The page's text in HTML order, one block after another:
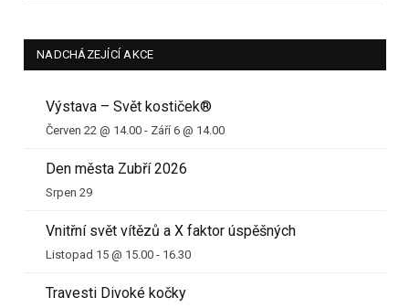
NADCHÁZEJÍCÍ AKCE
Výstava – Svět kostiček®
Červen 22 @ 14.00 - Září 6 @ 14.00
Den města Zubří 2026
Srpen 29
Vnitřní svět vítězů a X faktor úspěšných
Listopad 15 @ 15.00 - 16.30
Travesti Divoké kočky